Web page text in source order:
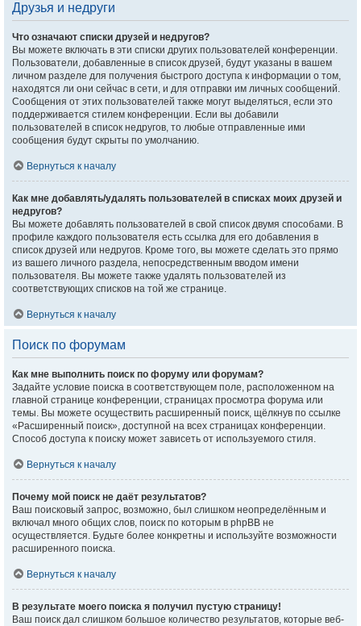
Друзья и недруги
Что означают списки друзей и недругов?
Вы можете включать в эти списки других пользователей конференции.
Пользователи, добавленные в список друзей, будут указаны в вашем
личном разделе для получения быстрого доступа к информации о том,
находятся ли они сейчас в сети, и для отправки им личных сообщений.
Сообщения от этих пользователей также могут выделяться, если это
поддерживается стилем конференции. Если вы добавили
пользователей в список недругов, то любые отправленные ими
сообщения будут скрыты по умолчанию.
Вернуться к началу
Как мне добавлять/удалять пользователей в списках моих друзей и
недругов?
Вы можете добавлять пользователей в свой список двумя способами. В
профиле каждого пользователя есть ссылка для его добавления в
список друзей или недругов. Кроме того, вы можете сделать это прямо
из вашего личного раздела, непосредственным вводом имени
пользователя. Вы можете также удалять пользователей из
соответствующих списков на той же странице.
Вернуться к началу
Поиск по форумам
Как мне выполнить поиск по форуму или форумам?
Задайте условие поиска в соответствующем поле, расположенном на
главной странице конференции, страницах просмотра форума или
темы. Вы можете осуществить расширенный поиск, щёлкнув по ссылке
«Расширенный поиск», доступной на всех страницах конференции.
Способ доступа к поиску может зависеть от используемого стиля.
Вернуться к началу
Почему мой поиск не даёт результатов?
Ваш поисковый запрос, возможно, был слишком неопределённым и
включал много общих слов, поиск по которым в phpBB не
осуществляется. Будьте более конкретны и используйте возможности
расширенного поиска.
Вернуться к началу
В результате моего поиска я получил пустую страницу!
Ваш поиск дал слишком большое количество результатов, которые веб-